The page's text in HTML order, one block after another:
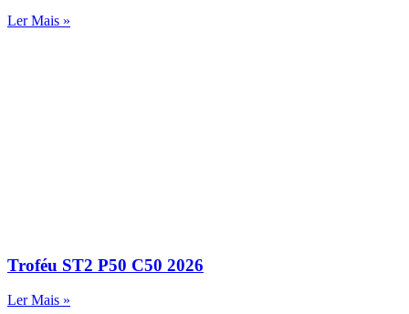
Ler Mais »
Troféu ST2 P50 C50 2026
Ler Mais »